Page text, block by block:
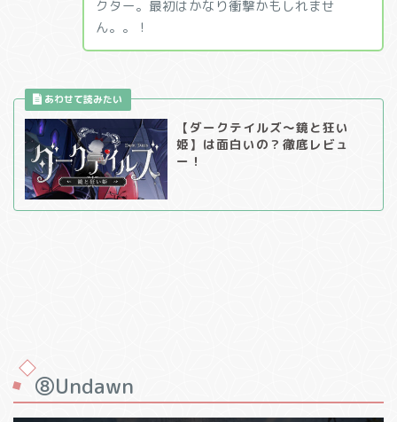
クター。最初はかなり衝撃かもしれませ
ん。。！
【ダークテイルズ～鏡と狂い
姫】は面白いの？徹底レビュ
ー！
⑧Undawn